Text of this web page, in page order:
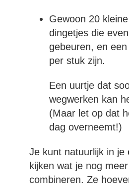
Gewoon 20
dingetjes die
gebeuren, en
per stuk zijn.
Een uurtje dat
wegwerken kan
(Maar let op dat
dag overneemt!)
Je kunt natuurlijk in je
kijken wat je nog
combineren. Ze